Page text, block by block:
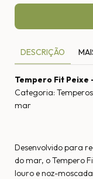
DESCRIÇÃO
Tempero Fit Peixe
Categoria:
mar
Desenvolvido para
do mar, o Tempero
louro e noz-